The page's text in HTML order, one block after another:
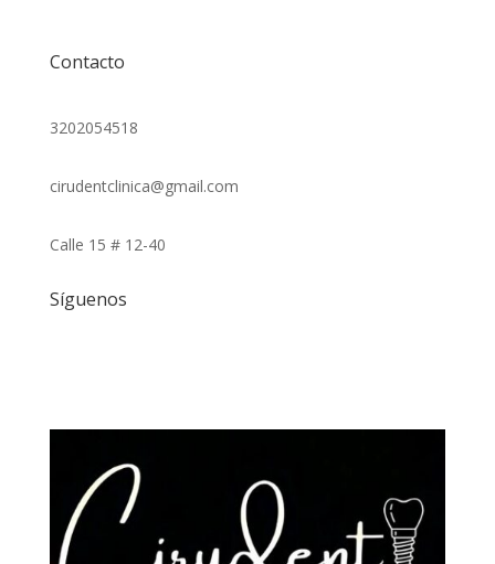
Contacto
3202054518
cirudentclinica@gmail.com
Calle 15 # 12-40
Síguenos